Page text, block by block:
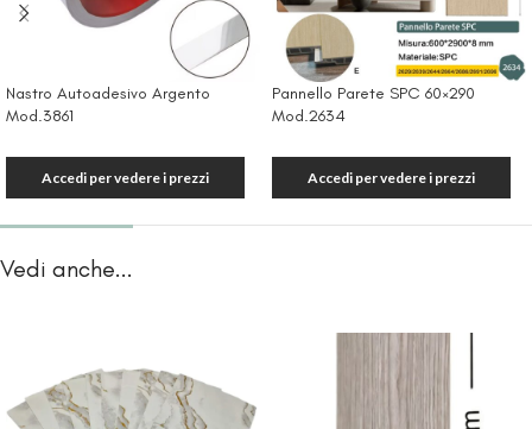
Nastro Autoadesivo Argento
Mod.3861
Accedi per vedere i prezzi
Pannello Parete SPC 60×290
Mod.2634
Accedi per vedere i prezzi
Vedi anche...